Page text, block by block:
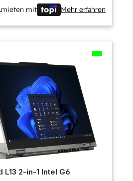
mieten mit Mehr erfahren
2-in-1 Intel G6